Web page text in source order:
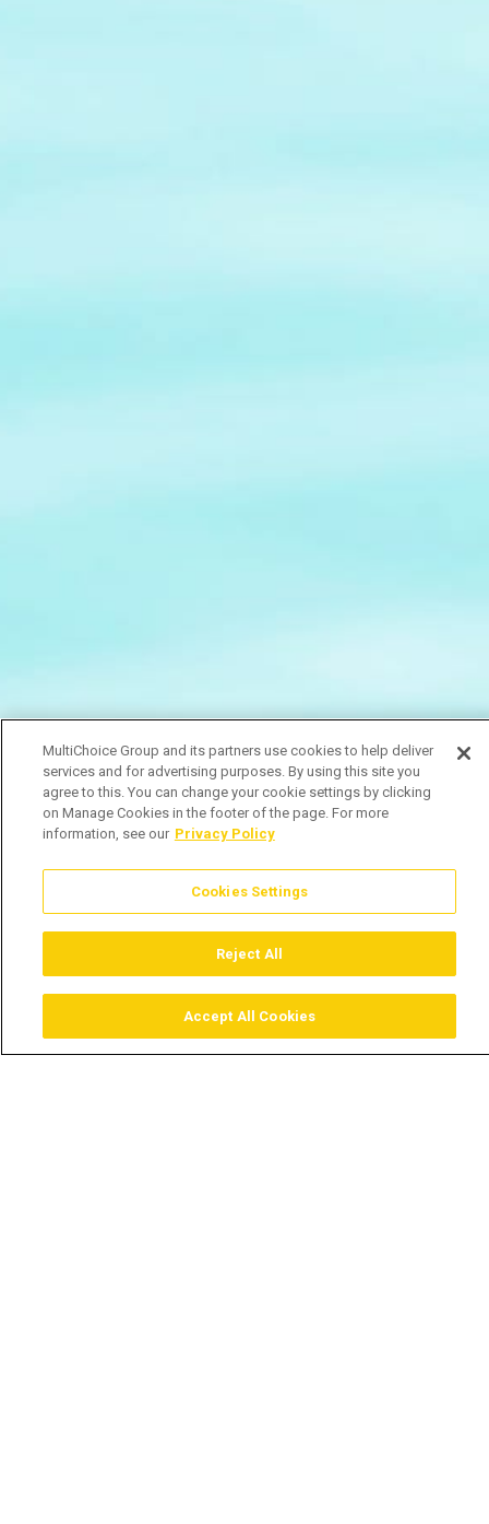
Guia TV
MultiChoice Group and its partners use cookies to help deliver
services and for advertising purposes. By using this site you
agree to this. You can change your cookie settings by clicking
on Manage Cookies in the footer of the page. For more
information, see our Privacy Policy
Cookies Settings
Reject All
Accept All Cookies